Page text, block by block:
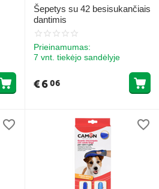
Šepetys su 42 besisukančiais
dantimis
Prieinamumas:
7 vnt. tiekėjo sandėlyje
€606